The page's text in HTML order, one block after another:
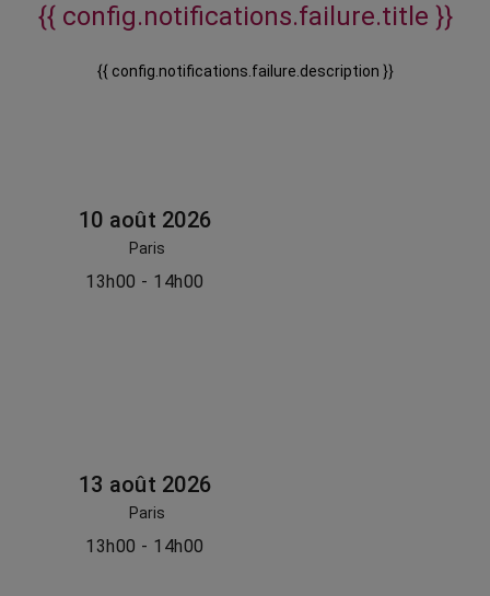
{{ config.notifications.failure.title }}
{{ config.notifications.failure.description }}
10 août 2026
Paris
13h00 - 14h00
13 août 2026
Paris
13h00 - 14h00